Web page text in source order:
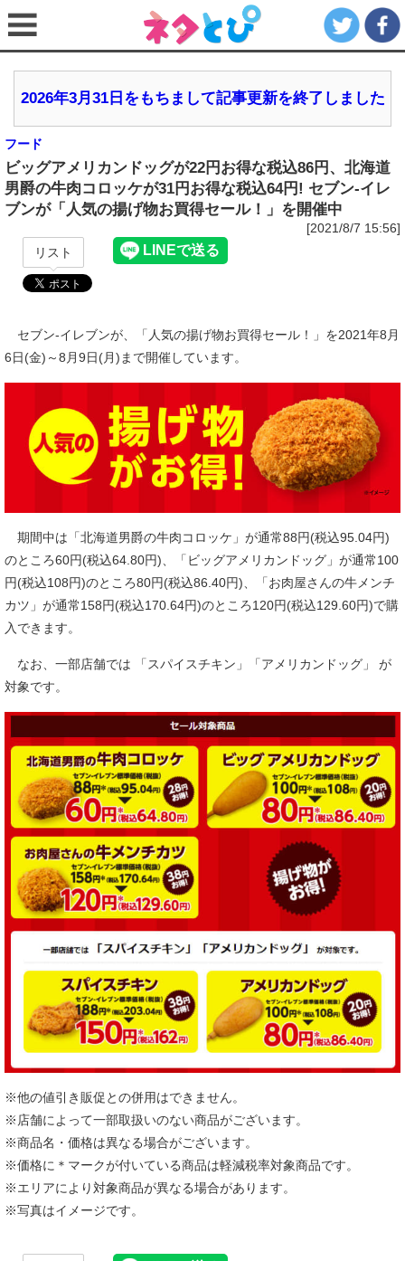
2026年3月31日をもちまして記事更新を終了しました
フード
ビッグアメリカンドッグが22円お得な税込86円、北海道
男爵の牛肉コロッケが31円お得な税込64円! セブン‐イレ
ブンが「人気の揚げ物お買得セール！」を開催中
[2021/8/7 15:56]
リスト
セブン‐イレブンが、「人気の揚げ物お買得セール！」を2021年8月
6日(金)～8月9日(月)まで開催しています。
期間中は「北海道男爵の牛肉コロッケ」が通常88円(税込95.04円)
のところ60円(税込64.80円)、「ビッグアメリカンドッグ」が通常100
円(税込108円)のところ80円(税込86.40円)、「お肉屋さんの牛メンチ
カツ」が通常158円(税込170.64円)のところ120円(税込129.60円)で購
入できます。
なお、一部店舗では 「スパイスチキン」「アメリカンドッグ」 が
対象です。
※他の値引き販促との併用はできません。
※店舗によって一部取扱いのない商品がございます。
※商品名・価格は異なる場合がございます。
※価格に＊マークが付いている商品は軽減税率対象商品です。
※エリアにより対象商品が異なる場合があります。
※写真はイメージです。